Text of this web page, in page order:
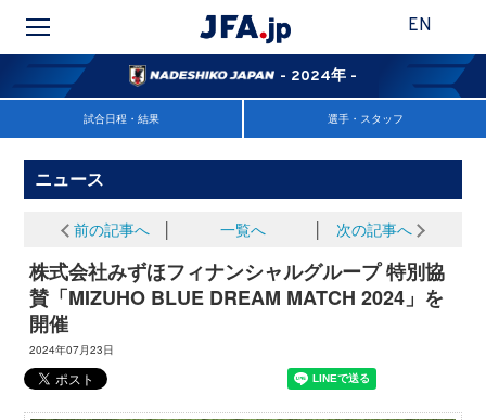
EN
- 2024年 -
試合日程・結果 選手・スタッフ
ニュース
前の記事へ 一覧へ 次の記事へ
株式会社みずほフィナンシャルグループ 特別協
賛「MIZUHO BLUE DREAM MATCH 2024」を
開催
2024年07月23日